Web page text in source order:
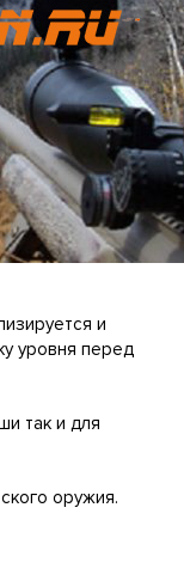
и
уровня перед
так и для
оружия.